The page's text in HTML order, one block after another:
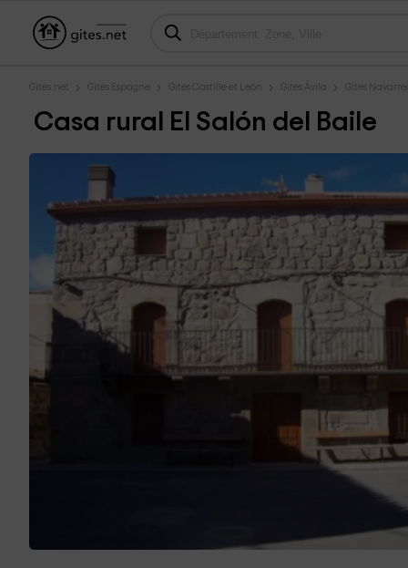
Gites.net Gites Espagne Gites Castille et León Gites Ávila Gites
Casa rural El Salón del Baile